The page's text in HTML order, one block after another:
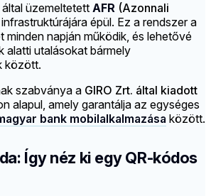
üzemeltetett AFR (Azonnali
infrastruktúrájára épül. Ez a rendszer a
minden napján működik, és lehetővé
alatti utalásokat bármely
között.
szabványa a GIRO Zrt. által kiadott
alapul, amely garantálja az egységes
bank mobilalkalmazása között.
Így néz ki egy QR-kódos